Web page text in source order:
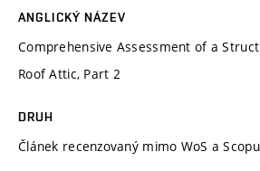
ANGLICKÝ NÁZEV
Comprehensive Assessment of a
Roof Attic, Part 2
DRUH
Článek recenzovaný mimo WoS a